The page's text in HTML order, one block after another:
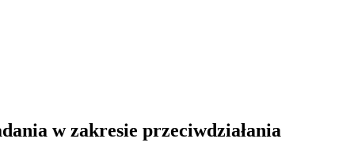
w zakresie przeciwdziałania